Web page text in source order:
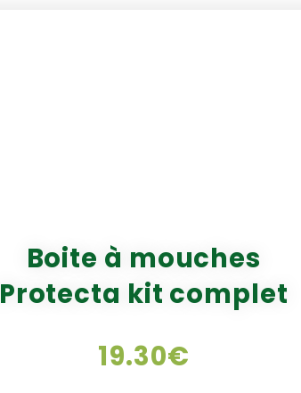
Boite à mouches
Protecta kit complet
19.30€